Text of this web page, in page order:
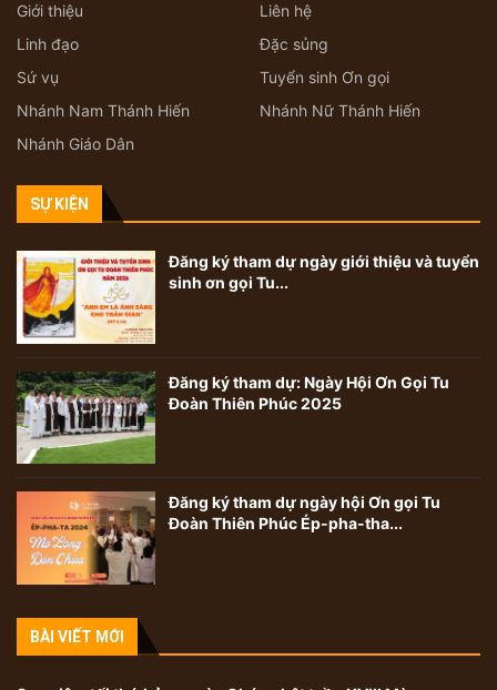
Giới thiệu
Liên hệ
Linh đạo
Đặc sủng
Sứ vụ
Tuyển sinh Ơn gọi
Nhánh Nam Thánh Hiến
Nhánh Nữ Thánh Hiến
Nhánh Giáo Dân
SỰ KIỆN
Đăng ký tham dự ngày giới thiệu và tuyển
sinh ơn gọi Tu...
Đăng ký tham dự: Ngày Hội Ơn Gọi Tu
Đoàn Thiên Phúc 2025
Đăng ký tham dự ngày hội Ơn gọi Tu
Đoàn Thiên Phúc Ép-pha-tha...
BÀI VIẾT MỚI